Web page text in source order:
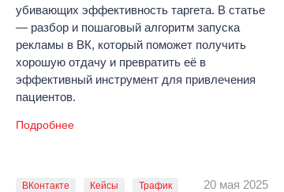
убивающих эффективность таргета. В статье
— разбор и пошаговый алгоритм запуска
рекламы в ВК, который поможет получить
хорошую отдачу и превратить её в
эффективный инструмент для привлечения
пациентов.
Подробнее
20 мая 2025
ВКонтакте Кейсы Трафик